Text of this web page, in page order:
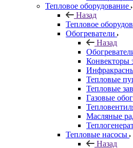
Тепловое оборудование
Назад
Тепловое
Обогреватели
Назад
Конвекторы
Тепловые
Тепловые
Газовые
Масляные
Тепловые насосы
Назад